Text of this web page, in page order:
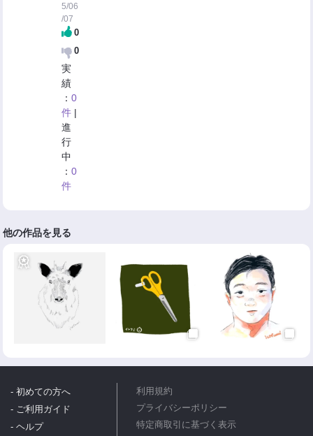
5/06
/07
0
0
実
績
：0
件 |
進
行
中
：0
件
他の作品を見る
- 初めての方へ
- ご利用ガイド
- ヘルプ
利用規約
プライバシーポリシー
特定商取引に基づく表示